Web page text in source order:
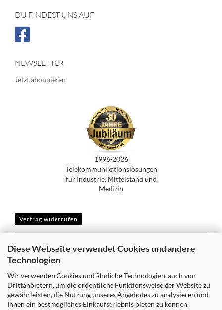
Diese Webseite verwendet Cookies und andere
Technologien
Wir verwenden Cookies und ähnliche Technologien, auch von
Drittanbietern, um die ordentliche Funktionsweise der Website zu
gewährleisten, die Nutzung unseres Angebotes zu analysieren und
Ihnen ein bestmögliches Einkaufserlebnis bieten zu können.
DU FINDEST UNS AUF
NEWSLETTER
Jetzt abonnieren
1996-2026
Telekommunikationslösungen
für Industrie, Mittelstand und
Medizin
Vertrag widerrufen
SICHER EINKAUFEN MIT
WIR VERSENDEN MIT